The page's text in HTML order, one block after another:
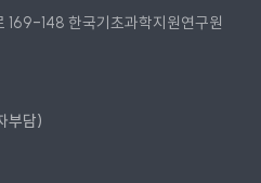
169-148 한국기초과학지원연구원
부담)